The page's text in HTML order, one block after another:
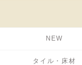
NEW
タイル・床材